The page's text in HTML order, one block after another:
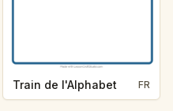
Train de l'Alphabet FR